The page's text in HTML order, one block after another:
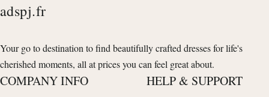
adspj.fr
Your go to destination to find beautifully crafted dresses for life's
cherished moments, all at prices you can feel great about.
COMPANY INFO HELP & SUPPORT